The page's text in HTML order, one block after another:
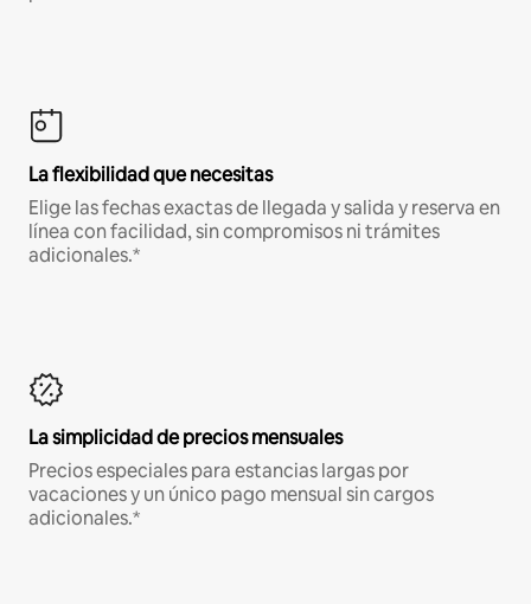
La flexibilidad que necesitas
Elige las fechas exactas de llegada y salida y reserva en
línea con facilidad, sin compromisos ni trámites
adicionales.*
La simplicidad de precios mensuales
Precios especiales para estancias largas por
vacaciones y un único pago mensual sin cargos
adicionales.*